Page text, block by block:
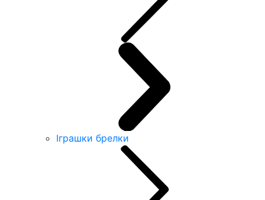
Іграшки брелки